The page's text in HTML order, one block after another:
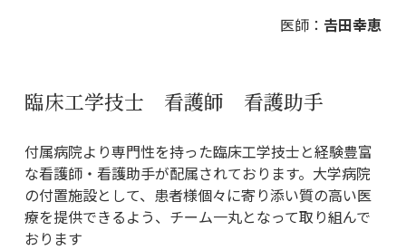
医師： 𠮷田幸恵
臨床工学技士 看護師 看護助手
付属病院より専門性を持った臨床工学技士と経験豊富
な看護師・看護助手が配属されております。大学病院
の付置施設として、患者様個々に寄り添い質の高い医
療を提供できるよう、チーム一丸となって取り組んで
おります